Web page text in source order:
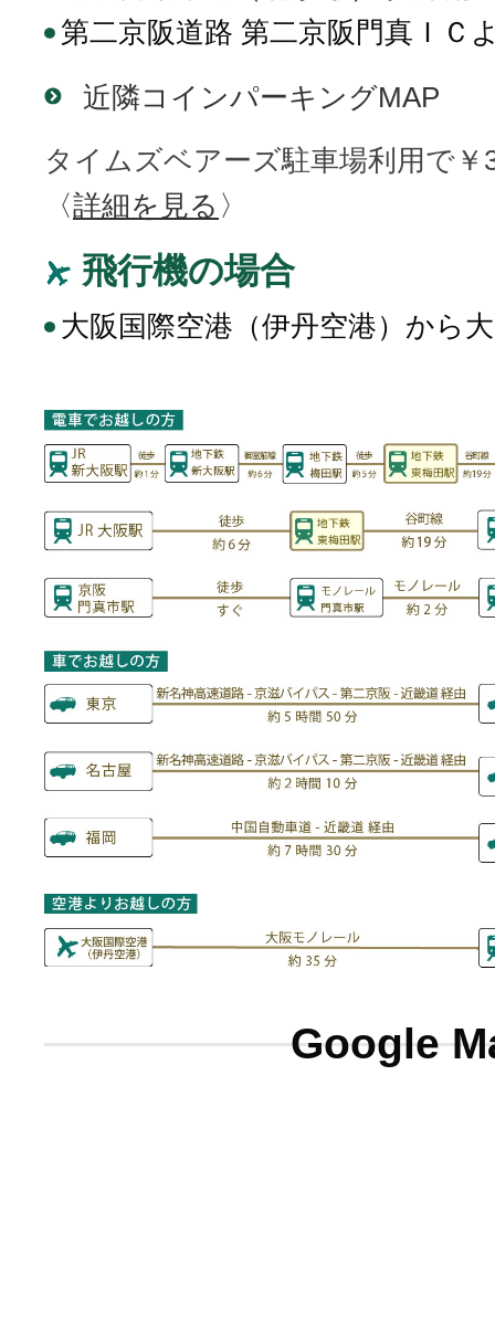
第二京阪道路 第二京阪門真ＩＣ
近隣コインパーキングMAP
タイムズベアーズ駐車場利用で
〈詳細を見る 〉
飛行機の場合
大阪国際空港（伊丹空港）から
Google